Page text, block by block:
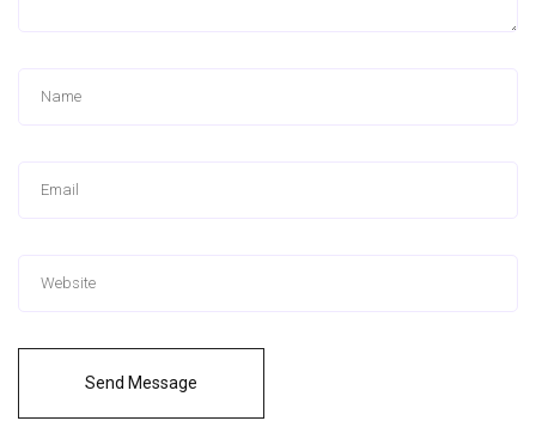
Send Message